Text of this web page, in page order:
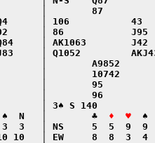
│        87
│ 106           43
│ 86
│ AK1063
│ Q1052
│        A9852
│        10742
│        95
│        96
│ 3♠ S 140
♠  N   │        ♣
♦  ♥
♠
3   │ NS     5  5  9
10   │ EW     8  8  3